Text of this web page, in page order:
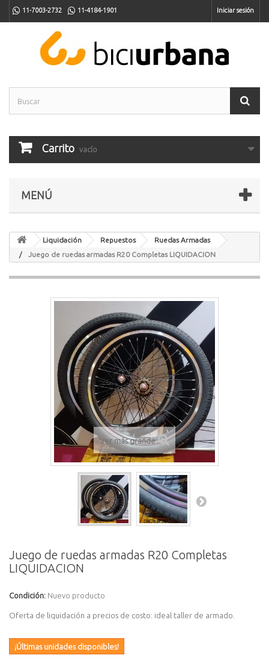
11-7003-2732 11-4184-1901 Iniciar sesión
Carrito vacío
MENÚ
Liquidación Repuestos
Ruedas Armadas
Juego de ruedas armadas R20 Completas LIQUIDACION
Ver más grande
Juego de ruedas armadas R20 Completas
LIQUIDACION
Condición: Nuevo producto
Oferta de liquidación a precios de costo: ideal taller de armado.
¡Últimas unidades disponibles!